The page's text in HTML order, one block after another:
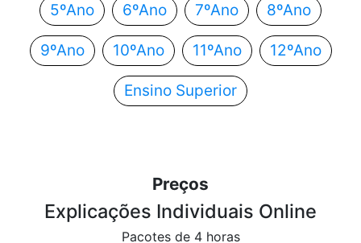
5ºAno 6ºAno 7ºAno 8ºAno
9ºAno 10ºAno 11ºAno 12ºAno
Ensino Superior
Preços
Explicações Individuais Online
Pacotes de 4 horas